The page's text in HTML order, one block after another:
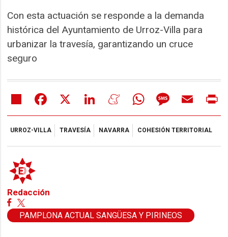
Con esta actuación se responde a la demanda
histórica del Ayuntamiento de Urroz-Villa para
urbanizar la travesía, garantizando un cruce
seguro
Share Facebook LinkedIn MeneameWhatsAppMessageEmail
URROZ-VILLA TRAVESÍA NAVARRA COHESIÓN TERRITORIAL
Redacción
PAMPLONA ACTUAL SANGÜESA Y PIRINEOS